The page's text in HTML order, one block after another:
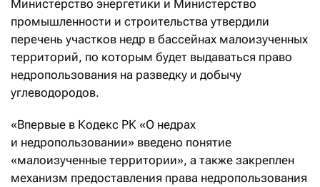
Министерство энергетики и Министерство
промышленности и строительства утвердили
перечень участков недр в бассейнах малоизученных
территорий, по которым будет выдаваться право
недропользования на разведку и добычу
углеводородов.
«Впервые в Кодекс РК «О недрах
и недропользовании» введено понятие
«малоизученные территории», а также закреплен
механизм предоставления права недропользования